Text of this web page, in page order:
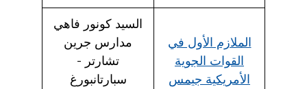
الملازم الأول في
القوات الجوية
الأمريكية جيمس
السيد كونور فاهي
مدارس جرين
تشارتر -
سبارتانبورغ